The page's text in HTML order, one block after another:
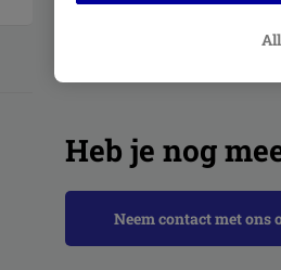
Heb je nog
Neem contact met ons